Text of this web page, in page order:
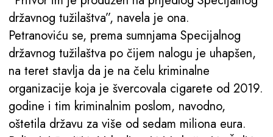
državnog tužilaštva”, navela je ona.
Petranoviću se, prema sumnjama Specijalnog
državnog tužilaštva po čijem nalogu je uhapšen,
na teret stavlja da je na čelu kriminalne
organizacije koja je švercovala cigarete od 2019.
godine i tim kriminalnim poslom, navodno,
oštetila državu za više od sedam miliona eura.